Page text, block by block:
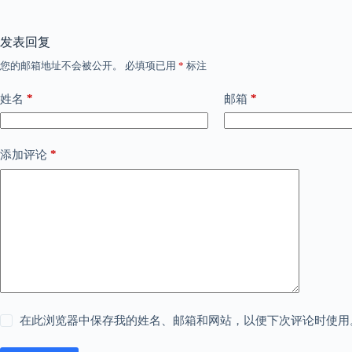
发表回复
您的邮箱地址不会被公开。 必填项已用 * 标注
姓名 * 邮箱 *
添加评论 *
在此浏览器中保存我的姓名、邮箱和网站，以便下次评论时使用